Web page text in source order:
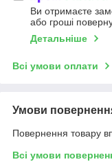
Ви отримаєте
або гроші
Детальніше
Всі умови оплати
Умови
Повернення товару
Всі умови